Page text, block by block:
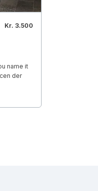
Kr. 3.500
name it
der